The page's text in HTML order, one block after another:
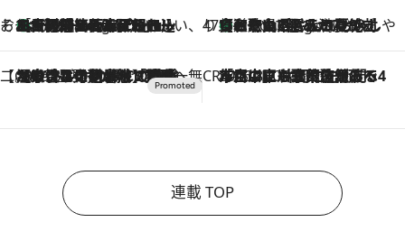
そおだよおこの関西おいしい、おやつ紀行8 Hours Ago
［大阪府箕面市］一皿一皿目の前で仕上げられる、料理を巧みに組み込んだアシェットデセールコース「ミチル アシェット デセール（Michiru assiette dessert）」 47都道府県の手みやげ ひんやりスイーツで夏を満喫
8 Hours Ago
【和歌山県】この夏絶対食べたい 冷やしておいしいおやつ3選 みかんがごろっと丸ごと入ったジュレ
【CREA×星野リゾート】唯一無二。癒しと発見が待つ場所へ
2026.8.7
【トンボの足水浴】ヒノキの香りに包まれて涼感マックス！約13℃の湧水かけ流しを避暑地「星野温泉 トンボの湯」で体験 CREA'S CHOICE
2026.8.7
「立川にも歌舞伎があるんだよ」 片岡仁左衛門・市川中車ら豪華座組みで4年目の立川立飛歌舞伎へ
連載 TOP